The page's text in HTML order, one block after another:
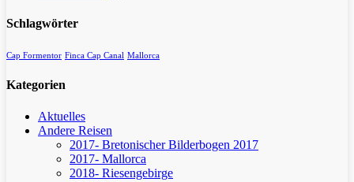
Schlagwörter
Cap Formentor Finca Cap Canal Mallorca
Kategorien
Aktuelles
Andere Reisen
2017- Bretonischer Bilderbogen 2017
2017- Mallorca
2018- Riesengebirge